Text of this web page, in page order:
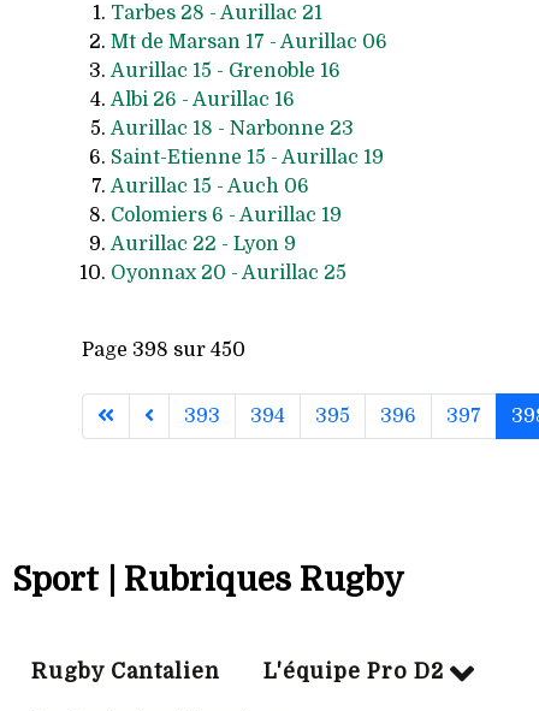
Tarbes 28 - Aurillac 21
Mt de Marsan 17 - Aurillac 06
Aurillac 15 - Grenoble 16
Albi 26 - Aurillac 16
Aurillac 18 - Narbonne 23
Saint-Etienne 15 - Aurillac 19
Aurillac 15 - Auch 06
Colomiers 6 - Aurillac 19
Aurillac 22 - Lyon 9
Oyonnax 20 - Aurillac 25
Page 398 sur 450
393 394 395 396 397
Sport | Rubriques Rugby
Rugby Cantalien L'équipe Pro D2